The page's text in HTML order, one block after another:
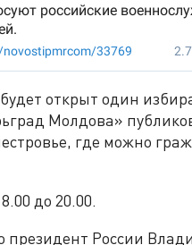
открыт один
Молдова»
где можно
до 20.00.
президент России